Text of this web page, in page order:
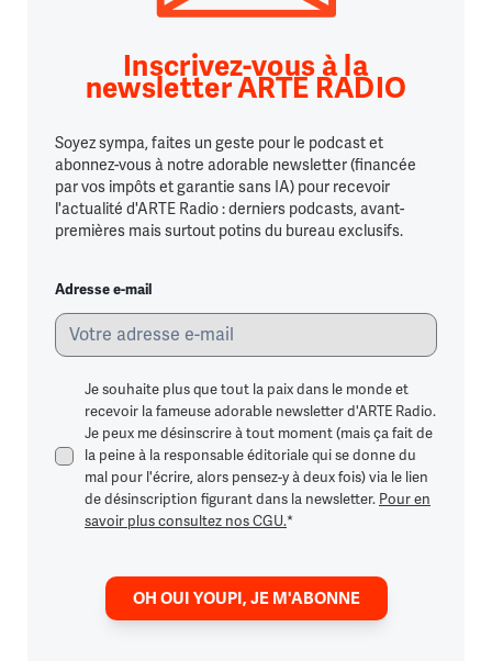
Inscrivez-vous à la
newsletter ARTE RADIO
Soyez sympa, faites un geste pour le podcast et
abonnez-vous à notre adorable newsletter (financée
par vos impôts et garantie sans IA) pour recevoir
l'actualité d'ARTE Radio : derniers podcasts, avant-
premières mais surtout potins du bureau exclusifs.
Adresse e-mail
Je souhaite plus que tout la paix dans le monde et
recevoir la fameuse adorable newsletter d'ARTE Radio.
Je peux me désinscrire à tout moment (mais ça fait de
la peine à la responsable éditoriale qui se donne du
mal pour l'écrire, alors pensez-y à deux fois) via le lien
de désinscription figurant dans la newsletter. Pour en
savoir plus consultez nos CGU.*
OH OUI YOUPI, JE M'ABONNE